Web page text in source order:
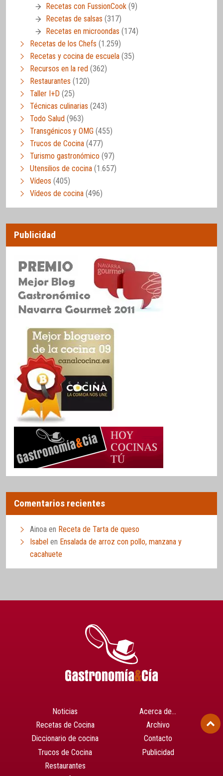
Recetas con FussionCook (9)
Recetas de salsas (317)
Recetas en microondas (174)
Recetas de los Chefs (1.259)
Recetas y cocina de escuela (35)
Recursos en la red (362)
Restaurantes (120)
Taller I+D (25)
Técnicas culinarias (243)
Todo Salud (963)
Transgénicos y OMG (455)
Trucos de Cocina (477)
Turismo gastronómico (97)
Utensilios de cocina (1.657)
Vídeos (405)
Vídeos de cocina (496)
Publicidad
Comentarios recientes
Ainoa en Receta de Tarta de queso
Isabel en Ensalada de arroz con pollo, manzana y
cacahuete
Noticias
Recetas de Cocina
Diccionario de cocina
Trucos de Cocina
Restaurantes
Acerca de…
Archivo
Contacto
Publicidad